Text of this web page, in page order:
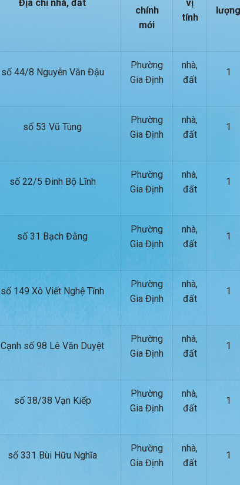
Địa chỉ nhà, đất
chính
mới
vị
tính
lượng
số 44/8 Nguyễn Văn Đậu
Phường
Gia Định
nhà,
đất
1
số 53 Vũ Tùng
Phường
Gia Định
nhà,
đất
1
số 22/5 Đinh Bộ Lĩnh
Phường
Gia Định
nhà,
đất
1
số 31 Bạch Đằng
Phường
Gia Định
nhà,
đất
1
số 149 Xô Viết Nghệ Tĩnh
Phường
Gia Định
nhà,
đất
1
Cạnh số 98 Lê Văn Duyệt
Phường
Gia Định
nhà,
đất
1
số 38/38 Vạn Kiếp
Phường
Gia Định
nhà,
đất
1
số 331 Bùi Hữu Nghĩa
Phường
Gia Định
nhà,
đất
1